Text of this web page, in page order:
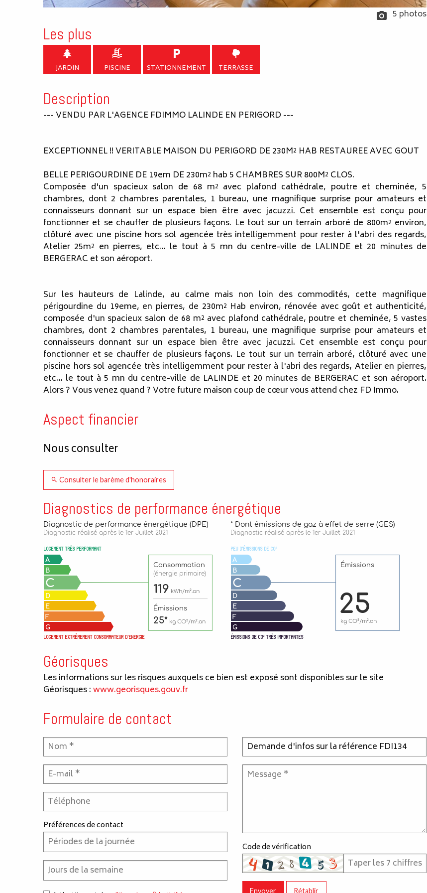
5 photos
Les plus
JARDIN PISCINE STATIONNEMENT TERRASSE
Description
--- VENDU PAR L'AGENCE FDIMMO LALINDE EN PERIGORD ---
EXCEPTIONNEL !! VERITABLE MAISON DU PERIGORD DE 230M² HAB RESTAUREE AVEC GOUT
BELLE PERIGOURDINE DE 19em DE 230m² hab 5 CHAMBRES SUR 800M² CLOS.
Composée d'un spacieux salon de 68 m² avec plafond cathédrale, poutre et cheminée, 5
chambres, dont 2 chambres parentales, 1 bureau, une magnifique surprise pour amateurs et
connaisseurs donnant sur un espace bien être avec jacuzzi. Cet ensemble est conçu pour
fonctionner et se chauffer de plusieurs façons. Le tout sur un terrain arboré de 800m² environ,
clôturé avec une piscine hors sol agencée très intelligemment pour rester à l'abri des regards,
Atelier 25m² en pierres, etc… le tout à 5 mn du centre-ville de LALINDE et 20 minutes de
BERGERAC et son aéroport.
Sur les hauteurs de Lalinde, au calme mais non loin des commodités, cette magnifique
périgourdine du 19eme, en pierres, de 230m² Hab environ, rénovée avec goût et authenticité,
composée d'un spacieux salon de 68 m² avec plafond cathédrale, poutre et cheminée, 5 vastes
chambres, dont 2 chambres parentales, 1 bureau, une magnifique surprise pour amateurs et
connaisseurs donnant sur un espace bien être avec jacuzzi. Cet ensemble est conçu pour
fonctionner et se chauffer de plusieurs façons. Le tout sur un terrain arboré, clôturé avec une
piscine hors sol agencée très intelligemment pour rester à l'abri des regards, Atelier en pierres,
etc… le tout à 5 mn du centre-ville de LALINDE et 20 minutes de BERGERAC et son aéroport.
Alors ? Vous venez quand ? Votre future maison coup de cœur vous attend chez FD Immo.
Aspect financier
Nous consulter
Consulter le barème d'honoraires
Diagnostics de performance énergétique
Géorisques
Les informations sur les risques auxquels ce bien est exposé sont disponibles sur le site
Géorisques :www.georisques.gouv.fr
Formulaire de contact
Préférences de contact
Code de vérification
Envoyer Rétablir